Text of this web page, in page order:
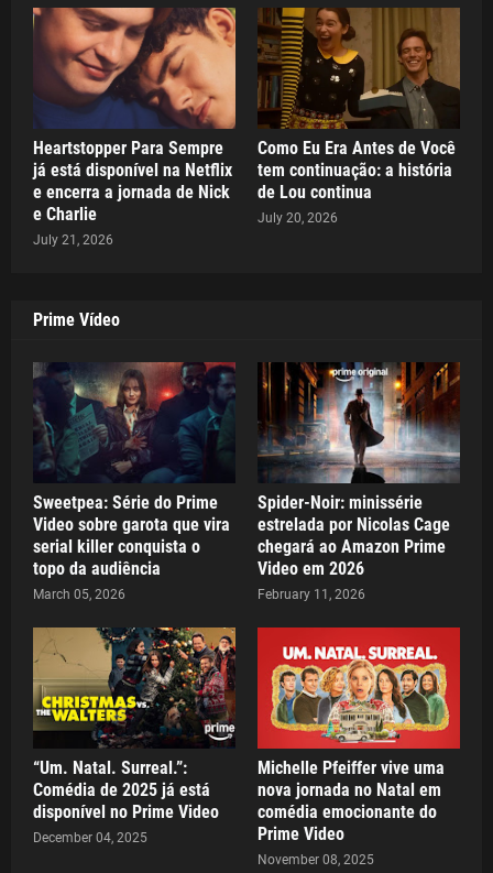
Heartstopper Para Sempre
já está disponível na Netflix
e encerra a jornada de Nick
e Charlie
July 21, 2026
Como Eu Era Antes de Você
tem continuação: a história
de Lou continua
July 20, 2026
Prime Vídeo
Sweetpea: Série do Prime
Video sobre garota que vira
serial killer conquista o
topo da audiência
March 05, 2026
Spider-Noir: minissérie
estrelada por Nicolas Cage
chegará ao Amazon Prime
Video em 2026
February 11, 2026
“Um. Natal. Surreal.”:
Comédia de 2025 já está
disponível no Prime Video
December 04, 2025
Michelle Pfeiffer vive uma
nova jornada no Natal em
comédia emocionante do
Prime Video
November 08, 2025